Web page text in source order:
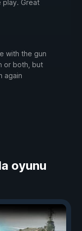
play. Great
with the gun
or both, but
again
oyunu